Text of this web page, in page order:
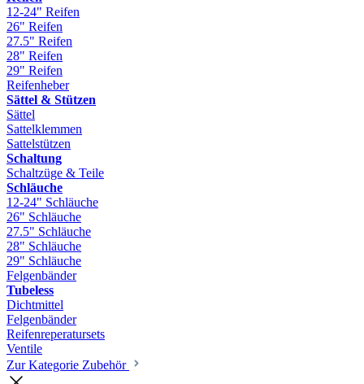
12-24" Reifen
26" Reifen
27.5" Reifen
28" Reifen
29" Reifen
Reifenheber
Sättel & Stützen
Sättel
Sattelklemmen
Sattelstützen
Schaltung
Schaltzüge & Teile
Schläuche
12-24" Schläuche
26" Schläuche
27.5" Schläuche
28" Schläuche
29" Schläuche
Felgenbänder
Tubeless
Dichtmittel
Felgenbänder
Reifenreperatursets
Ventile
Zur Kategorie Zubehör